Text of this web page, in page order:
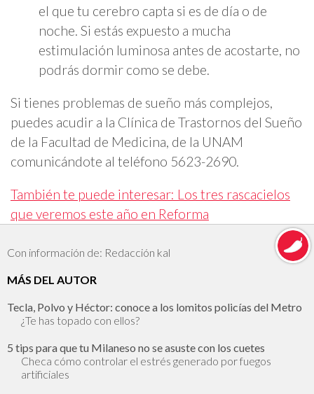
el que tu cerebro capta si es de día o de
noche. Si estás expuesto a mucha
estimulación luminosa antes de acostarte, no
podrás dormir como se debe.
Si tienes problemas de sueño más complejos,
puedes acudir a la Clínica de Trastornos del Sueño
de la Facultad de Medicina, de la UNAM
comunicándote al teléfono 5623-2690.
También te puede interesar: Los tres rascacielos
que veremos este año en Reforma
Con información de: Redacción kal
MÁS DEL AUTOR
Tecla, Polvo y Héctor: conoce a los lomitos policías del Metro
¿Te has topado con ellos?
5 tips para que tu Milaneso no se asuste con los cuetes
Checa cómo controlar el estrés generado por fuegos
artificiales